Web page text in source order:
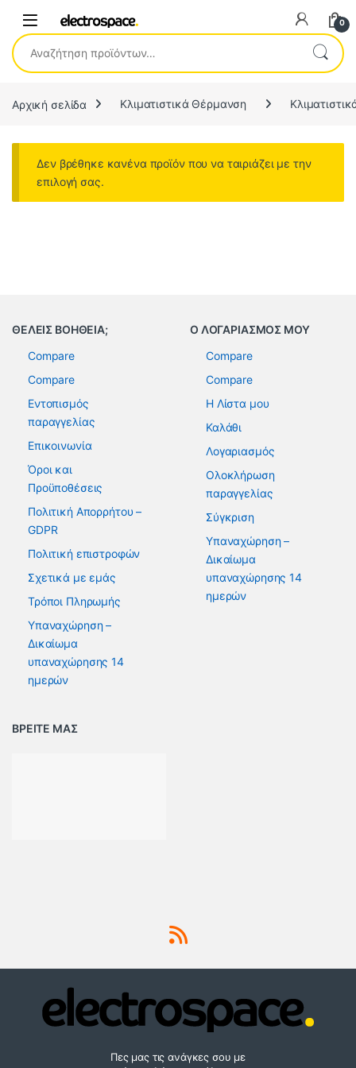
0
Αναζήτηση για:
Αρχική σελίδα Κλιματιστικά Θέρμανση
Δεν βρέθηκε κανένα προϊόν που να ταιριάζει με την
επιλογή σας.
ΘΕΛΕΙΣ ΒΟΗΘΕΙΑ;
Compare
Compare
Εντοπισμός
παραγγελίας
Επικοινωνία
Όροι και
Προϋποθέσεις
Πολιτική Απορρήτου –
GDPR
Πολιτική επιστροφών
Σχετικά με εμάς
Τρόποι Πληρωμής
Υπαναχώρηση –
Δικαίωμα
υπαναχώρησης 14
ημερών
Ο ΛΟΓΑΡΙΑΣΜΟΣ ΜΟΥ
Compare
Compare
Η Λίστα μου
Καλάθι
Λογαριασμός
Ολοκλήρωση
παραγγελίας
Σύγκριση
Υπαναχώρηση –
Δικαίωμα
υπαναχώρησης 14
ημερών
ΒΡΕΙΤΕ ΜΑΣ
Πες μας τις ανάγκες σου με